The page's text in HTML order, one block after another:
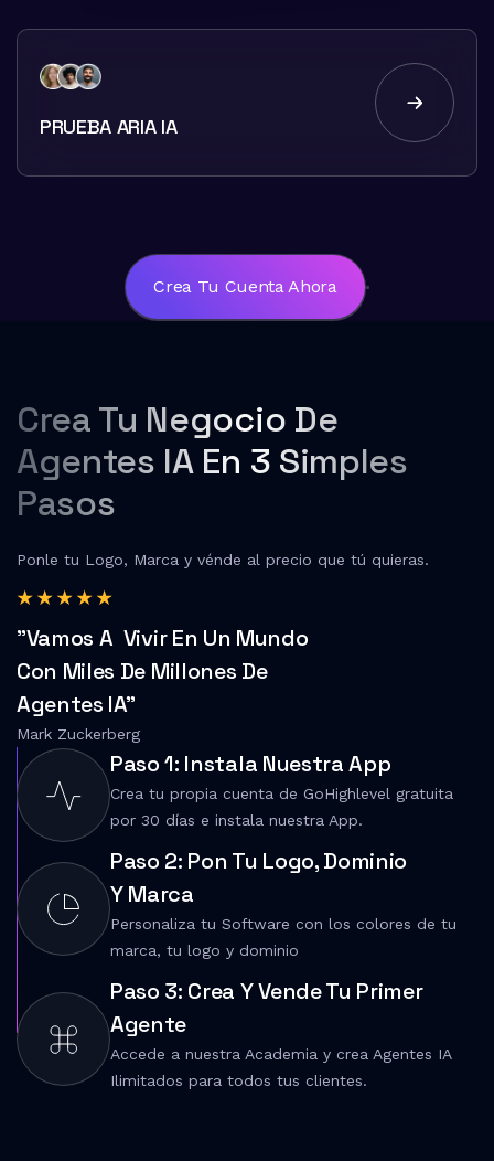
PRUEBA ARIA IA
Crea Tu Cuenta Ahora
Crea Tu Negocio De
Agentes IA En 3 Simples
Pasos
Ponle tu Logo, Marca y vénde al precio que tú quieras.
"Vamos A Vivir En Un Mundo
Con Miles De Millones De
Agentes IA"
Mark Zuckerberg
Paso 1: Instala Nuestra App
Crea tu propia cuenta de GoHighlevel gratuita
por 30 días e instala nuestra App.
Paso 2: Pon Tu Logo, Dominio
Y Marca
Personaliza tu Software con los colores de tu
marca, tu logo y dominio
Paso 3: Crea Y Vende Tu Primer
Agente
Accede a nuestra Academia y crea Agentes IA
Ilimitados para todos tus clientes.